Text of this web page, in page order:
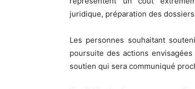
juridique, préparation des
Les personnes souhaitant
poursuite des actions
soutien qui sera communiqué